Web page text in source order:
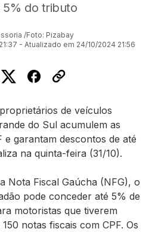
5% do tributo
/Foto: Pizabay
- Atualizado em 24/10/2024 21:56
de veículos
do Sul acumulem as
e garantam descontos de até
na quinta-feira (31/10).
Nota Fiscal Gaúcha (NFG), o
pode conceder até 5% de
motoristas que tiverem
notas fiscais com CPF. Os